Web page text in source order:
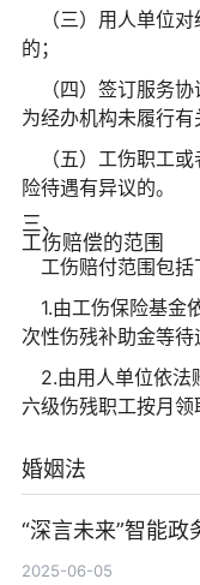
（三）用人单位
的；
（四）签订服务
为经办机构未履行有
（五）工伤职工
险待遇有异议的。
三、
工伤赔偿的范围
工伤赔付范围包括
1.由工伤保险基金
次性伤残补助金等待
2.由用人单位依法
六级伤残职工按月领
婚姻法
“深言未来”智能政
2025-06-05